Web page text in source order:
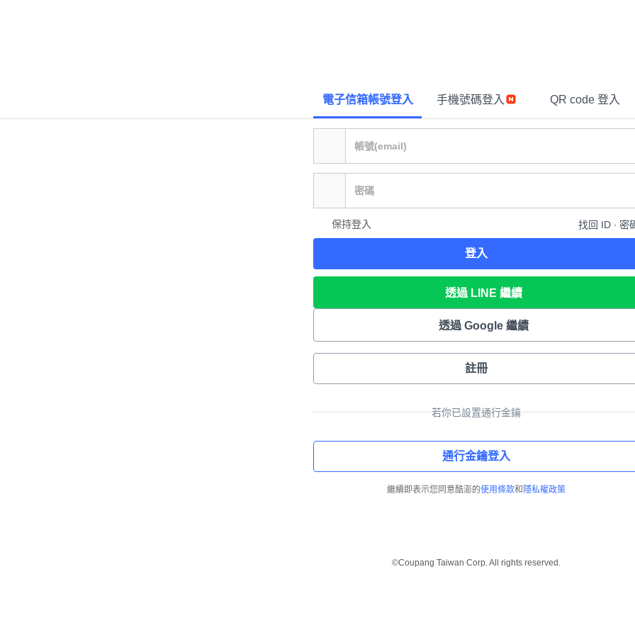
電子信箱帳號登入 手機號碼登入 QR code 登入
保持登入 找回 ID ∙ 密
登入
透過 LINE 繼續
透過 Google 繼續
註冊
若你已設置通行金鑰
通行金鑰登入
繼續即表示您同意酷澎的使用條款和 隱私權政策
©Coupang Taiwan Corp. All rights reserved.